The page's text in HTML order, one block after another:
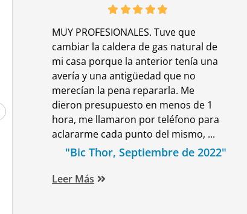
MUY PROFESIONALES. Tuve que
cambiar la caldera de gas natural de
mi casa porque la anterior tenía una
avería y una antigüedad que no
merecían la pena repararla. Me
dieron presupuesto en menos de 1
hora, me llamaron por teléfono para
aclararme cada punto del mismo, ...
"Bic Thor, Septiembre de 2022"
Leer Más